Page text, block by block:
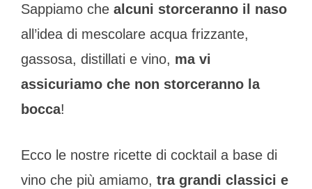
Sappiamo che alcuni storceranno il naso
all’idea di mescolare acqua frizzante,
gassosa, distillati e vino, ma vi
assicuriamo che non storceranno la
bocca!
Ecco le nostre ricette di cocktail a base di
vino che più amiamo, tra grandi classici e